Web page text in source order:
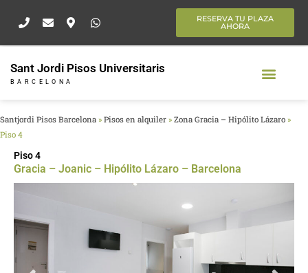
RESERVA TU PLAZA
AHORA
Sant Jordi Pisos Universitaris
BARCELONA
Santjordi Pisos Barcelona » Pisos en alquiler » Zona Gracia – Hipólito Lázaro »
Piso 4
Piso 4
Gracia – Joanic – Hipólito Lázaro – Barcelona